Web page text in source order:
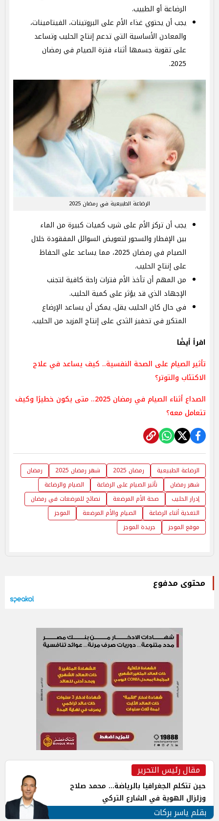
الرضاعة أو الطبيب.
يجب أن يحتوي غذاء الأم على البروتينات، الفيتامينات،
والمعادن الأساسية التي تدعم إنتاج الحليب وتساعد
على تقوية جسمها أثناء فترة الصيام في رمضان
2025.
الرضاعة الطبيعية في رمضان 2025
يجب أن تركز الأم على شرب كميات كبيرة من الماء
بين الإفطار والسحور لتعويض السوائل المفقودة خلال
الصيام في رمضان 2025، مما يساعد على الحفاظ
على إنتاج الحليب.
من المهم أن تأخذ الأم فترات راحة كافية لتجنب
الإجهاد الذي قد يؤثر على كمية الحليب.
في حال كان الحليب يقل، يمكن أن يساعد الإرضاع
المتكرر في تحفيز الثدي على إنتاج المزيد من الحليب.
اقرأ أيضًا
تأثير الصيام على الصحة النفسية.. كيف يساعد في علاج
الاكتئاب والتوتر؟
الصداع أثناء الصيام في رمضان 2025.. متى يكون خطيرًا وكيف
تتعامل معه؟
الرضاعة الطبيعية رمضان 2025 شهر رمضان 2025
رمضان
شهر رمضان
تأثير الصيام على الرضاعة
الصيام والرضاعة
إدرار الحليب
صحة الأم المرضعة
نصائح للمرضعات في رمضان
التغذية أثناء الرضاعة
الصيام والأم المرضعة
الموجز
موقع الموجز
جريدة الموجز
محتوى مدفوع
مقال رئيس التحرير
حين تتكلم الجغرافيا بالرياضة... محمد صلاح
وزلزال الهوية في الشارع التركي
بقلم ياسر بركات